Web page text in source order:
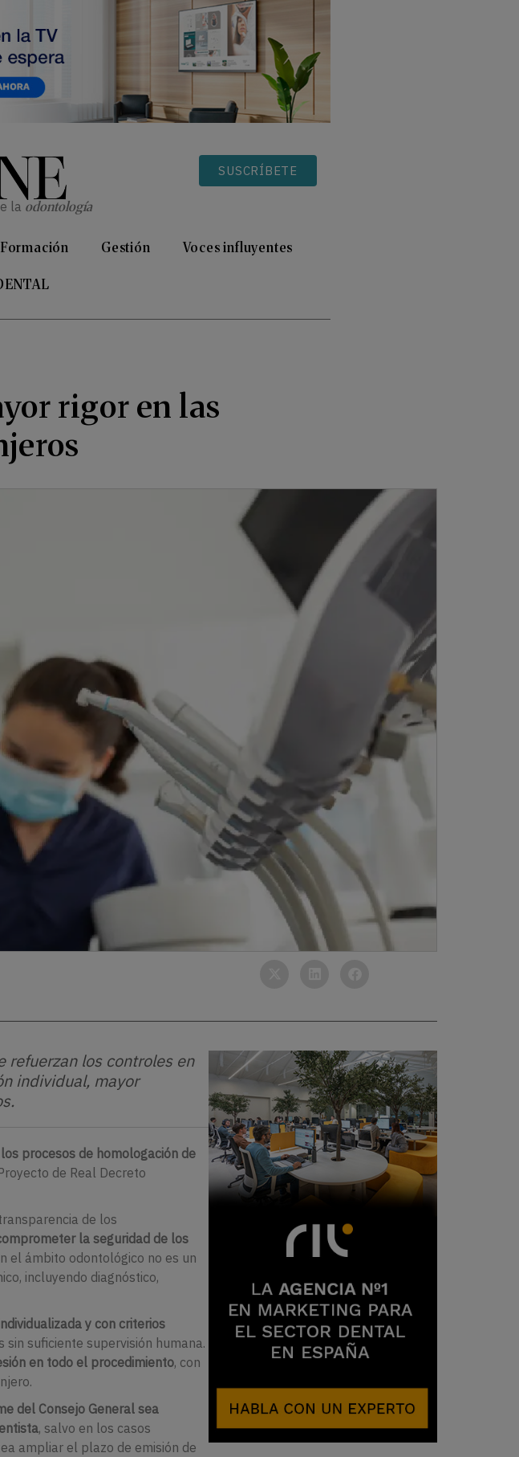
la odontología
SUSCRÍBETE
Formación Gestión Voces influyentes
rigor en las
refuerzan los controles en
individual, mayor
procesos de homologación de
de Real Decreto
de los
la seguridad de los
el ámbito odontológico no es un
incluyendo diagnóstico,
y con criterios
suficiente supervisión humana.
en todo el procedimiento, con
del Consejo General sea
, salvo en los casos
ampliar el plazo de emisión de